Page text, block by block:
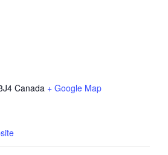
Canada + Google Map